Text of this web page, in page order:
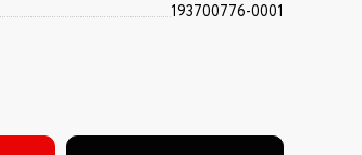
193700776-0001